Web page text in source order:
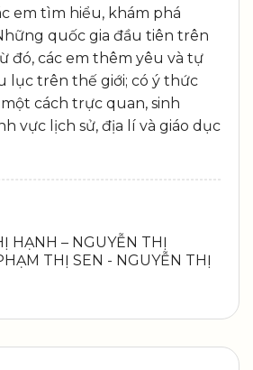
em tìm hiểu, khám phá
quốc gia đầu tiên trên
đó, các em thêm yêu và tự
lục trên thế giới; có ý thức
cách trực quan, sinh
vực lịch sử, địa lí và giáo dục
HẠNH – NGUYỄN THỊ
THỊ SEN - NGUYỄN THỊ